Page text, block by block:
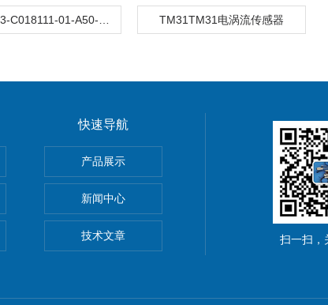
TM31TM31电涡流传感器
感器
快速导航
产品展示
新闻中心
技术文章 扫一扫，